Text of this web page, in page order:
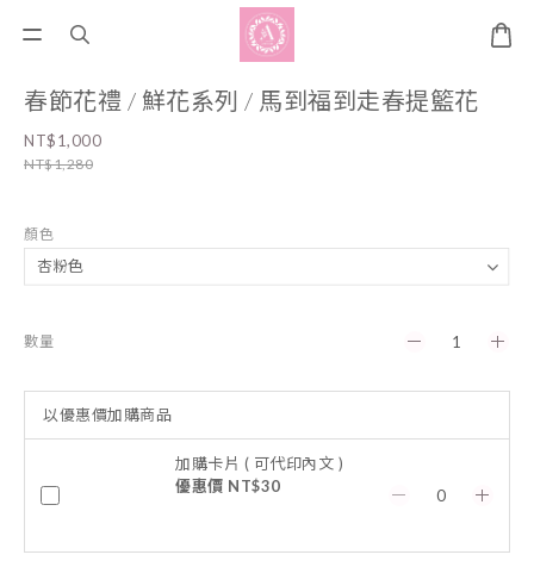
春節花禮 / 鮮花系列 / 馬到福到走春提籃花
NT$1,000
NT$1,280
顏色
數量
以優惠價加購商品
加購卡片 ( 可代印內文 )
優惠價 NT$30